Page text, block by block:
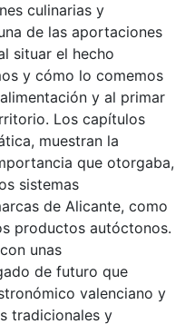
culinarias y
de las aportaciones
situar el hecho
y cómo lo comemos
y al primar
Los capítulos
muestran la
que otorgaba,
sistemas
de Alicante, como
productos autóctonos.
unas
de futuro que
valenciano y
tradicionales y